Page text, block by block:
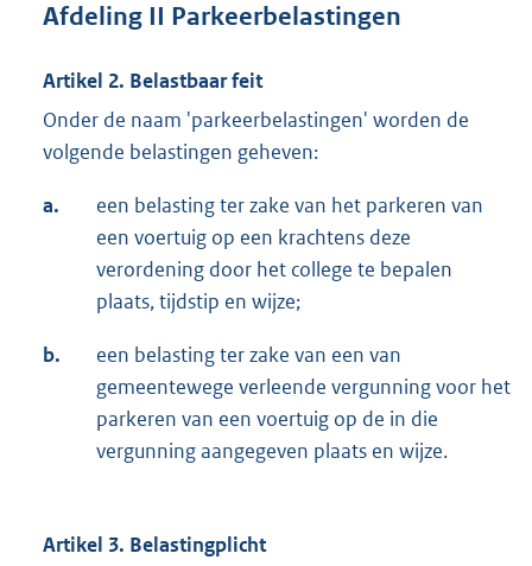
Afdeling II Parkeerbelastingen
Artikel 2. Belastbaar feit
Onder de naam 'parkeerbelastingen' worden de
volgende belastingen geheven:
a.
een belasting ter zake van het parkeren van
een voertuig op een krachtens deze
verordening door het college te bepalen
plaats, tijdstip en wijze;
b.
een belasting ter zake van een van
gemeentewege verleende vergunning voor het
parkeren van een voertuig op de in die
vergunning aangegeven plaats en wijze.
Artikel 3. Belastingplicht